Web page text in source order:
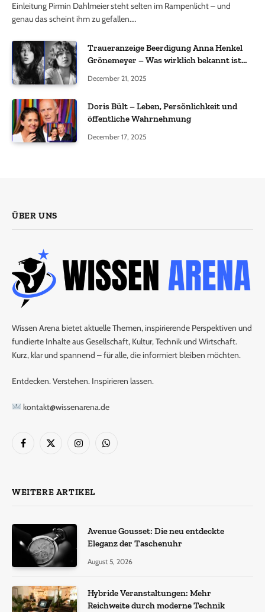
Einleitung Pirmin Dahlmeier steht selten im Rampenlicht – und
genau das scheint ihm zu gefallen.…
Traueranzeige Beerdigung Anna Henkel
Grönemeyer – Was wirklich bekannt ist
December 21, 2025
Doris Bült – Leben, Persönlichkeit und
öffentliche Wahrnehmung
December 17, 2025
ÜBER UNS
Wissen Arena bietet aktuelle Themen, inspirierende Perspektiven und
fundierte Inhalte aus Gesellschaft, Kultur, Technik und Wirtschaft.
Kurz, klar und spannend – für alle, die informiert bleiben möchten.
Entdecken. Verstehen. Inspirieren lassen.
kontakt@wissenarena.de
Facebook
X
InstagramWhatsApp
WEITERE ARTIKEL
Avenue Gousset: Die neu entdeckte
Eleganz der Taschenuhr
August 5, 2026
Hybride Veranstaltungen: Mehr
Reichweite durch moderne Technik